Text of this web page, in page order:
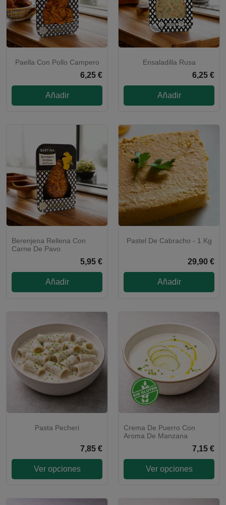
CALENTAR Y LISTO
Paella Con Pollo Campero
6,25 €
Añadir
Ensaladilla Rusa
6,25 €
Añadir
CALENTAR Y LISTO
Berenjena Rellena Con
Carne De Pavo
5,95 €
Añadir
SOLO MADRID
Pastel De Cabracho - 1 Kg
29,90 €
Añadir
Pasta Pecheri
7,85 €
Ver opciones
Crema De Puerro Con
Aroma De Manzana
7,15 €
Ver opciones